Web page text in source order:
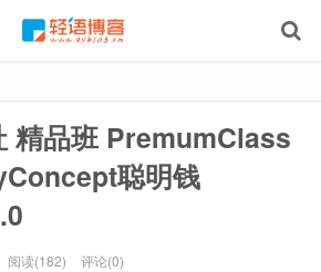
精品班 PremumClass
聪明钱
阅读(182) 评论(0)